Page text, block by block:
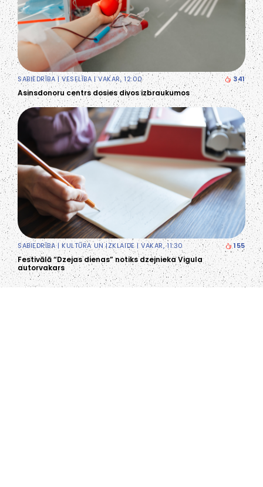
SABIEDRĪBA|VESELĪBA | VAKAR, 12:00 341
Asinsdonoru centrs dosies divos izbraukumos
SABIEDRĪBA|KULTŪRA UN IZKLAIDE| VAKAR, 11:30 155
Festivālā “Dzejas dienas” notiks dzejnieka Vigula
autorvakars